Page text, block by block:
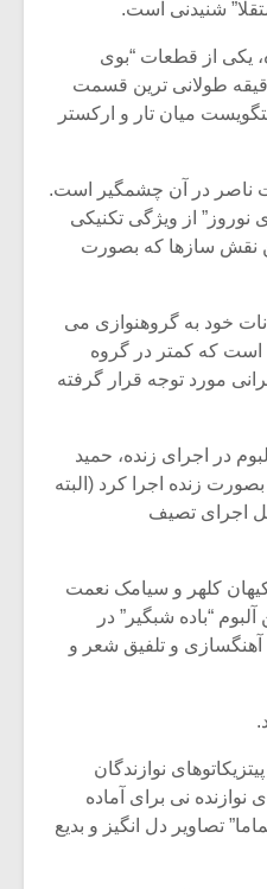
شنیدنی است.
یکی از قطعات “بوی
است که با حدود ۱۹ دقیقه طولانی ترین قسمت
میان تار و ارکستر
ناصر در آن چشمگیر است.
نوروز” از ویژگی تکنیکی
نقش سازها که بصورت
خود به گروهنوازی می
است که کمتر در گروه
مورد توجه قرار گرفته
در اجرای زنده، حمید
زنده اجرا کرد (البته
اجرای تصیف
کیهان کلهر و سیامک نعمت
“باده شبگیر” در
و تلفیق شعر و
نوازندگان
نوازنده نی برای آماده
تصاویر دل انگیز و بدیع